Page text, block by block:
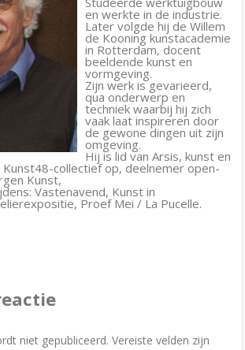
en werkte in de industrie.
Later volgde hij de Willem
de Kooning kunstacademie
in Rotterdam, docent
beeldende kunst en
vormgeving.
Zijn werk is gevarieerd,
qua onderwerp en
techniek waarbij hij zich
vaak laat inspireren door
de gewone dingen uit zijn
omgeving.
Hij is lid van Arsis, kunst en
collectief op, deelnemer open-
Kunst,
Vastenavend, Kunst in
Proef Mei / La Pucelle.
niet gepubliceerd. Vereiste velden zijn